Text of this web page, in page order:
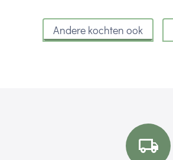
Andere kochten ook